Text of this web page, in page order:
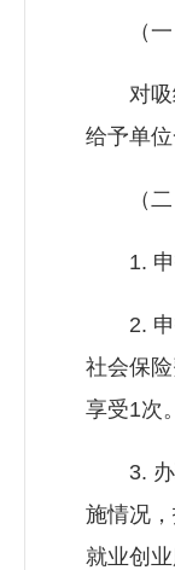
（一
对吸纳
给予单位
（二
1. 申报
2. 申报
社会保
享受1次。
3. 办理
施情况
就业创业